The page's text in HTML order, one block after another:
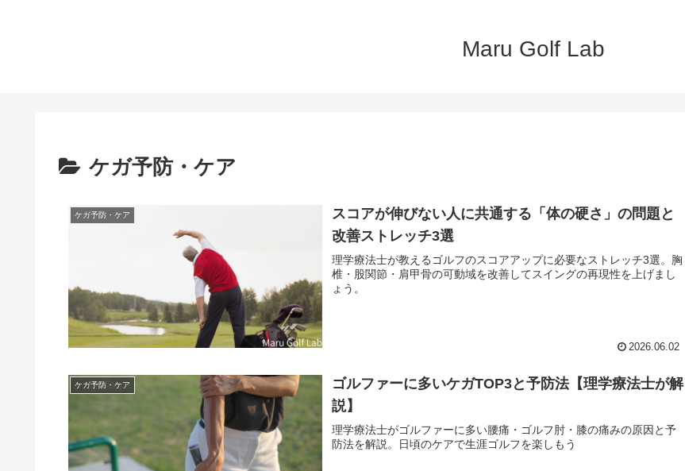
Maru Golf Lab
ケガ予防・ケア
ケガ予防・ケア
スコアが伸びない人に共通する「体の硬さ」の問題と
改善ストレッチ3選
理学療法士が教えるゴルフのスコアアップに必要なストレッチ3選。胸
椎・股関節・肩甲骨の可動域を改善してスイングの再現性を上げまし
ょう。
2026.06.02
ケガ予防・ケア
ゴルファーに多いケガTOP3と予防法【理学療法士が解
説】
理学療法士がゴルファーに多い腰痛・ゴルフ肘・膝の痛みの原因と予
防法を解説。日頃のケアで生涯ゴルフを楽しもう